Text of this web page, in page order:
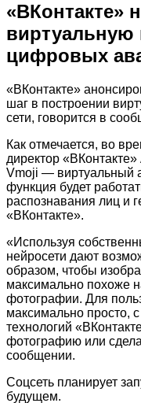
«ВКонтакте»
виртуальную
цифровых
«ВКонтакте»
шаг в построении
сети, говорится в
Как отмечается, во
директор
Vmoji — виртуальный
функция будет
распознавания лиц и
«ВКонтакте».
«Используя
нейросети дают
образом, чтобы
максимально похоже
фотографии. Для
максимально просто,
технологий
фотографию или
сообщении.
Соцсеть планирует
будущем.